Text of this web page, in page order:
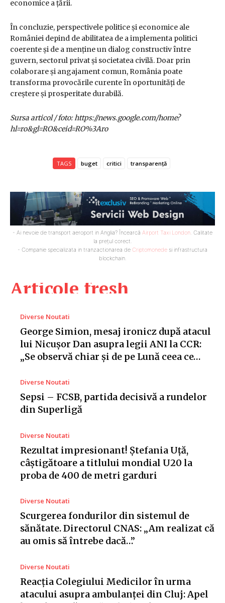
Articole fresh
Diverse Noutati
George Simion, mesaj ironicz după atacul
lui Nicușor Dan asupra legii ANI la CCR:
„Se observă chiar și de pe Lună ceea ce…
Diverse Noutati
Sepsi – FCSB, partida decisivă a rundelor
din Superligă
Diverse Noutati
Rezultat impresionant! Ștefania Uță,
câștigătoare a titlului mondial U20 la
proba de 400 de metri garduri
Diverse Noutati
Scurgerea fondurilor din sistemul de
sănătate. Directorul CNAS: „Am realizat că
au omis să întrebe dacă…”
Diverse Noutati
Reacția Colegiului Medicilor în urma
atacului asupra ambulanței din Cluj: Apel
economice a țării.
În concluzie, perspectivele politice și economice ale
României depind de abilitatea de a implementa politici
coerente și de a menține un dialog constructiv între
guvern, sectorul privat și societatea civilă. Doar prin
colaborare și angajament comun, România poate
transforma provocările curente în oportunități de
creștere și prosperitate durabilă.
Sursa articol / foto: https://news.google.com/home?
hl=ro&gl=RO&ceid=RO%3Aro
TAGS buget critici transparență
- Ai nevoie de transport aeroport in Anglia? Încearcă Airport Taxi London. Calitate
la prețul corect.
- Companie specializata in tranzactionarea de Criptomonede si infrastructura
blockchain.